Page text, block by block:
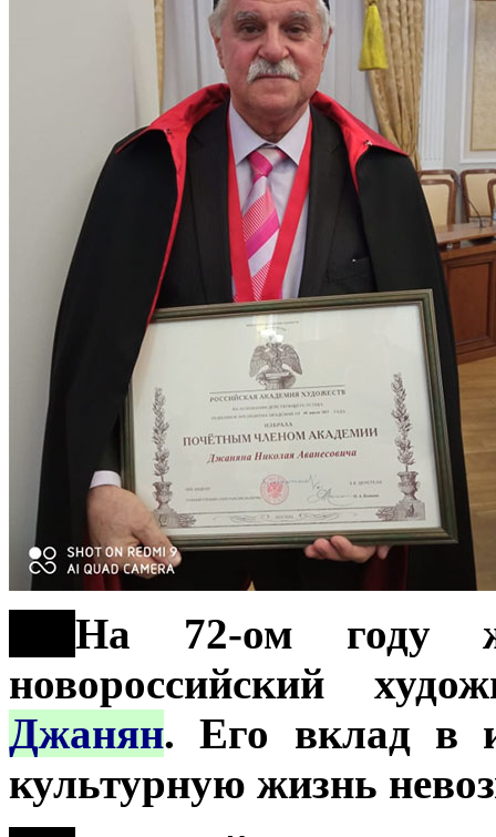
На 72-ом году
новороссийский
Джанян. Его вклад в
культурную жизнь